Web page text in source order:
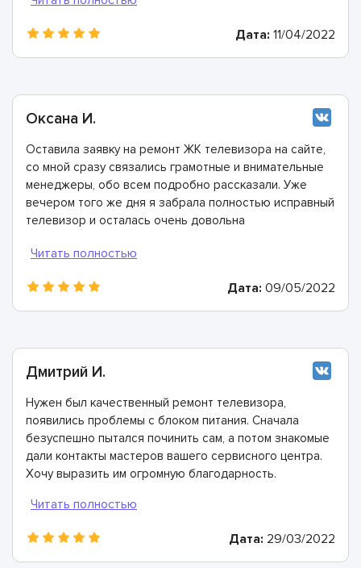
Дата: 11/04/2022
Оксана И.
Оставила заявку на ремонт ЖК телевизора на сайте,
со мной сразу связались грамотные и внимательные
менеджеры, обо всем подробно рассказали. Уже
вечером того же дня я забрала полностью исправный
телевизор и осталась очень довольна
Дата: 09/05/2022
Дмитрий И.
Нужен был качественный ремонт телевизора,
появились проблемы с блоком питания. Сначала
безуспешно пытался починить сам, а потом знакомые
дали контакты мастеров вашего сервисного центра.
Хочу выразить им огромную благодарность.
Дата: 29/03/2022